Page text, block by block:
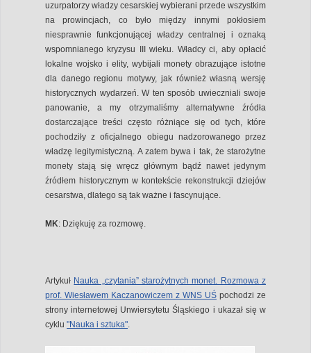
uzurpatorzy władzy cesarskiej wybierani przede wszystkim
na prowincjach, co było między innymi pokłosiem
niesprawnie funkcjonującej władzy centralnej i oznaką
wspomnianego kryzysu III wieku. Władcy ci, aby opłacić
lokalne wojsko i elity, wybijali monety obrazujące istotne
dla danego regionu motywy, jak również własną wersję
historycznych wydarzeń. W ten sposób uwieczniali swoje
panowanie, a my otrzymaliśmy alternatywne źródła
dostarczające treści często różniące się od tych, które
pochodziły z oficjalnego obiegu nadzorowanego przez
władzę legitymistyczną. A zatem bywa i tak, że starożytne
monety stają się wręcz głównym bądź nawet jedynym
źródłem historycznym w kontekście rekonstrukcji dziejów
cesarstwa, dlatego są tak ważne i fascynujące.
MK: Dziękuję za rozmowę.
Artykuł Nauka „czytania” starożytnych monet. Rozmowa z
prof. Wiesławem Kaczanowiczem z WNS UŚ pochodzi ze
strony internetowej Unwiersytetu Śląskiego i ukazał się w
cyklu "Nauka i sztuka"